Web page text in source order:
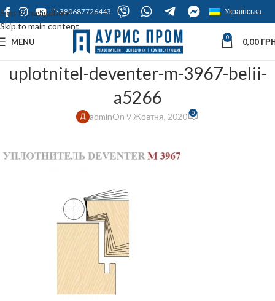
Skip to navigation
Skip to main content
+380687726443 Українська
MENU 0 0,00
uplotnitel-deventer-m-3967-belii-
a5266
adminOn 9 Жовтня, 2020 0